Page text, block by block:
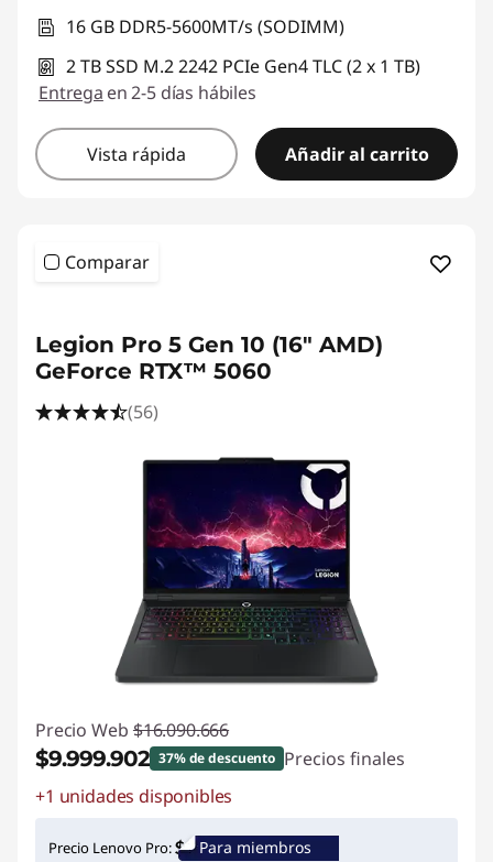
16 GB DDR5-5600MT/s (SODIMM)
2 TB SSD M.2 2242 PCIe Gen4 TLC (2 x 1 TB)
Entrega en 2-5 días hábiles
Vista rápida Añadir al carrito
Comparar
Legion Pro 5 Gen 10 (16" AMD)
GeForce RTX™ 5060
(56)
Precio Web $16.090.666
$9.999.902 37% de descuento Precios finales
Ahorros instantáneos :
+1 unidades disponibles
Precio Lenovo Pro: Para miembros